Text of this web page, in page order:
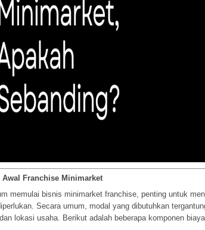
Awal Franchise Minimarket
memulai bisnis minimarket franchise, penting untuk
Secara umum, modal yang dibutuhkan
lokasi usaha. Berikut adalah beberapa komponen